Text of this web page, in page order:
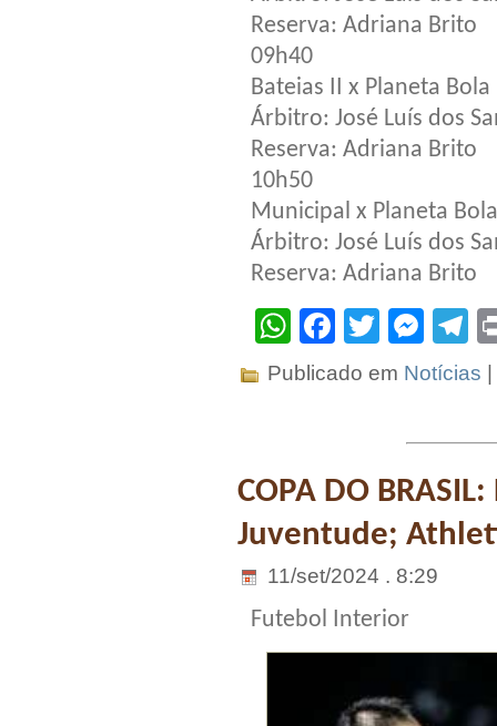
Reserva: Adriana Brito
09h40
Bateias II x Planeta
Árbitro: José Luís dos
Reserva: Adriana Brito
10h50
Municipal x Planeta
Árbitro: José Luís dos
Reserva: Adriana Brito
WhatsApp
Facebook
Twitter
Publicado em Notícias
COPA DO
Juventude;
11/set/2024 . 8:29
Futebol Interior